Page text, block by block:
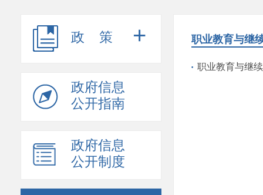
政策 +
政府信息
公开指南
政府信息
公开制度
职业教育与继
职业教育与继